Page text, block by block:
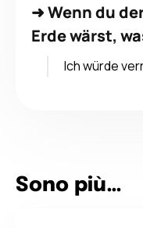
➜Wenn du
Erde wärst,
Ich würde
Sono più…